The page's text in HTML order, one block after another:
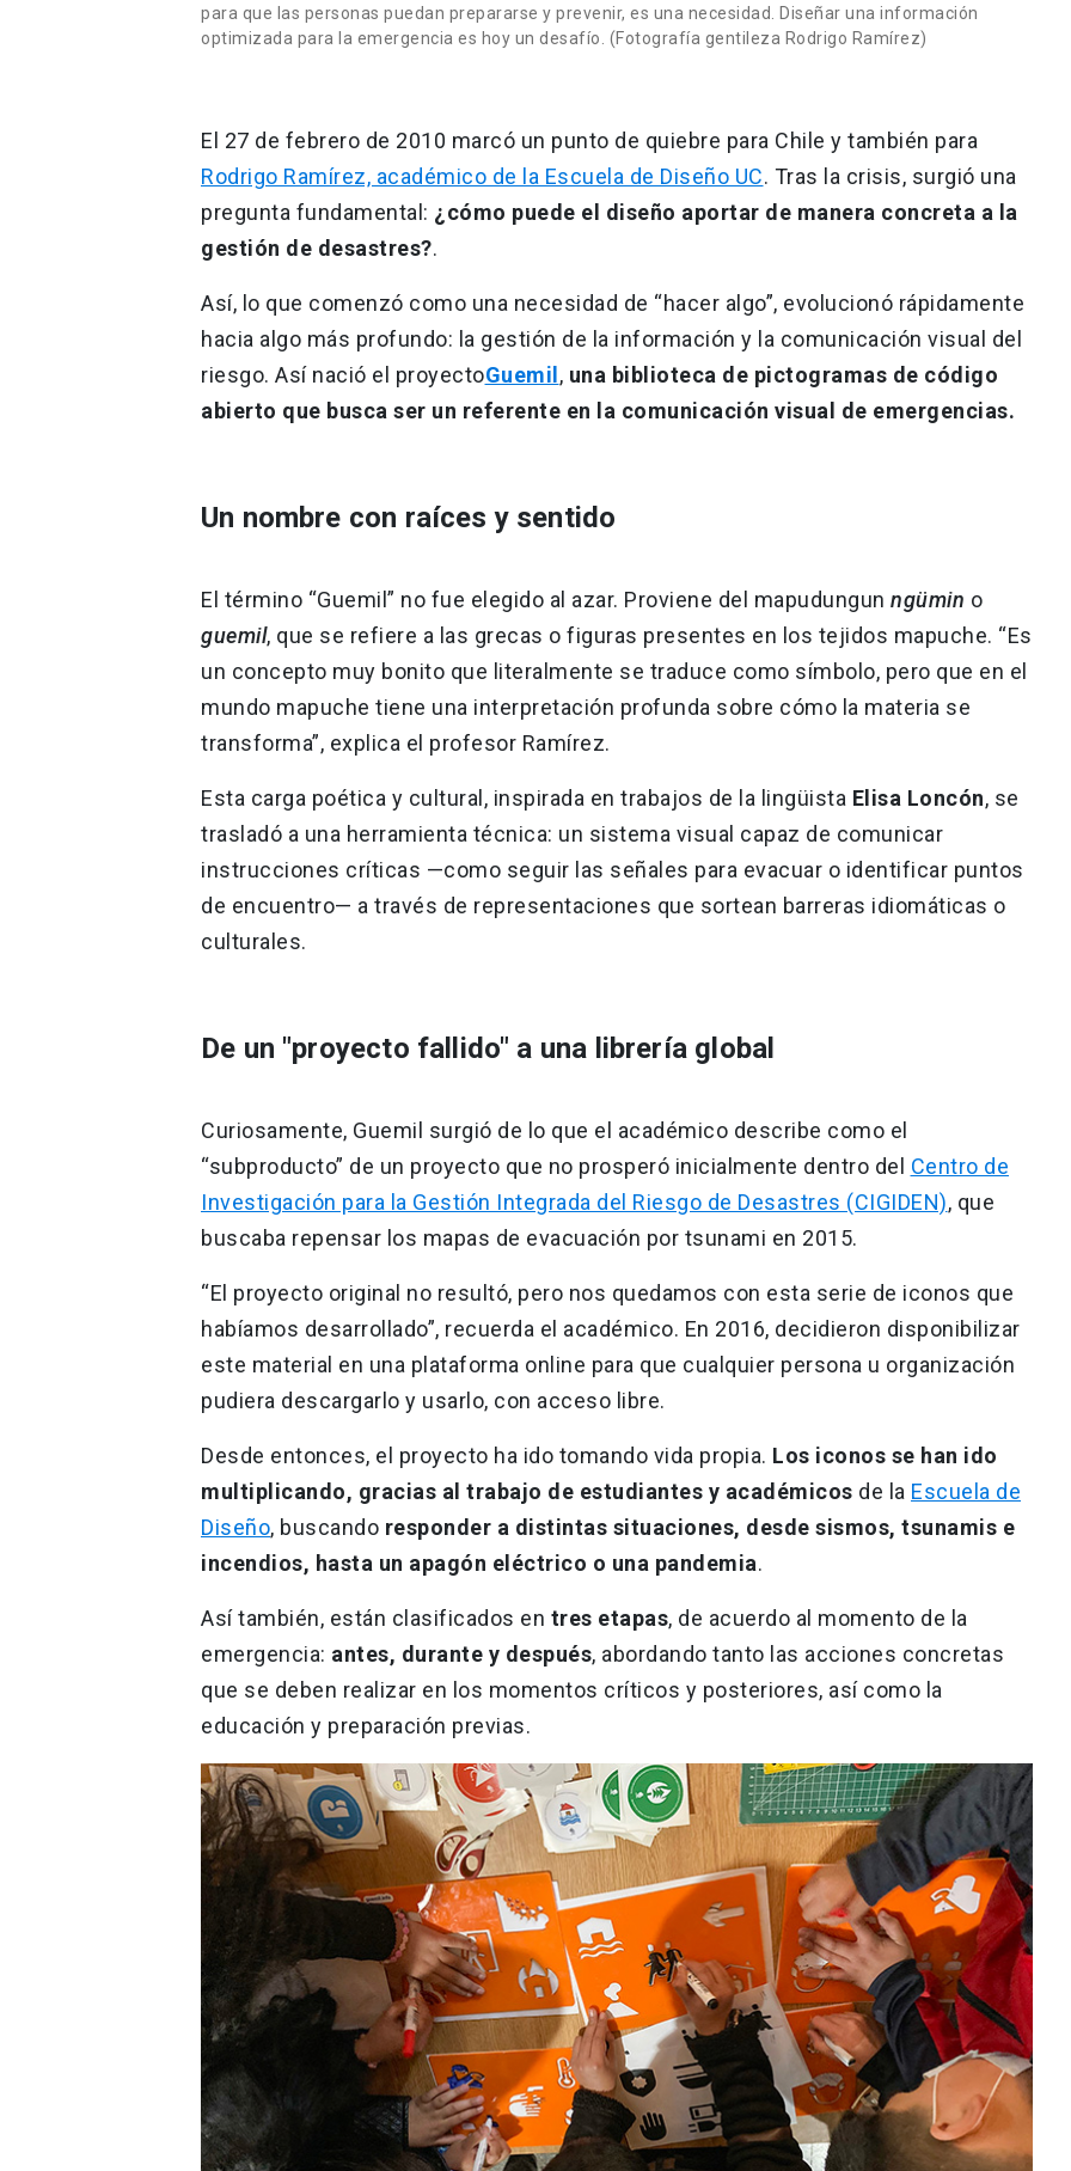
para que las personas puedan prepararse y prevenir, es una necesidad. Diseñar una información
optimizada para la emergencia es hoy un desafío. (Fotografía gentileza Rodrigo Ramírez)
El 27 de febrero de 2010 marcó un punto de quiebre para Chile y también para
Rodrigo Ramírez, académico de la Escuela de Diseño UC. Tras la crisis, surgió una
pregunta fundamental: ¿cómo puede el diseño aportar de manera concreta a la
gestión de desastres?.
Así, lo que comenzó como una necesidad de “hacer algo”, evolucionó rápidamente
hacia algo más profundo: la gestión de la información y la comunicación visual del
riesgo. Así nació el proyectoGuemil , una biblioteca de pictogramas de código
abierto que busca ser un referente en la comunicación visual de emergencias.
Un nombre con raíces y sentido
El término “Guemil” no fue elegido al azar. Proviene del mapudungun ngümin o
guemil, que se refiere a las grecas o figuras presentes en los tejidos mapuche. “Es
un concepto muy bonito que literalmente se traduce como símbolo, pero que en el
mundo mapuche tiene una interpretación profunda sobre cómo la materia se
transforma”, explica el profesor Ramírez.
Esta carga poética y cultural, inspirada en trabajos de la lingüista Elisa Loncón, se
trasladó a una herramienta técnica: un sistema visual capaz de comunicar
instrucciones críticas —como seguir las señales para evacuar o identificar puntos
de encuentro— a través de representaciones que sortean barreras idiomáticas o
culturales.
De un "proyecto fallido" a una librería global
Curiosamente, Guemil surgió de lo que el académico describe como el
“subproducto” de un proyecto que no prosperó inicialmente dentro del Centro de
Investigación para la Gestión Integrada del Riesgo de Desastres (CIGIDEN), que
buscaba repensar los mapas de evacuación por tsunami en 2015.
“El proyecto original no resultó, pero nos quedamos con esta serie de iconos que
habíamos desarrollado”, recuerda el académico. En 2016, decidieron disponibilizar
este material en una plataforma online para que cualquier persona u organización
pudiera descargarlo y usarlo, con acceso libre.
Desde entonces, el proyecto ha ido tomando vida propia. Los iconos se han ido
multiplicando, gracias al trabajo de estudiantes y académicos de la Escuela de
Diseño, buscando responder a distintas situaciones, desde sismos, tsunamis e
incendios, hasta un apagón eléctrico o una pandemia.
Así también, están clasificados en tres etapas, de acuerdo al momento de la
emergencia: antes, durante y después, abordando tanto las acciones concretas
que se deben realizar en los momentos críticos y posteriores, así como la
educación y preparación previas.